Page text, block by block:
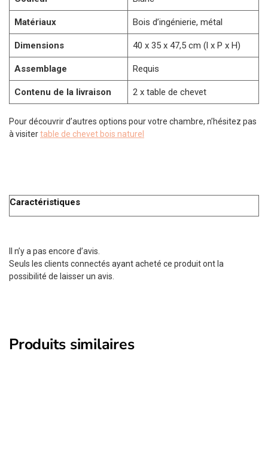
Matériaux Bois d’ingénierie, métal
Dimensions 40 x 35 x 47,5 cm (l x P x H)
Assemblage Requis
Contenu de la livraison 2 x table de chevet
Pour découvrir d’autres options pour votre chambre, n’hésitez pas
à visitertable de chevet bois naturel
Caractéristiques
Il n’y a pas encore d’avis.
Seuls les clients connectés ayant acheté ce produit ont la
possibilité de laisser un avis.
Produits similaires